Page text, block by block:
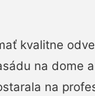
kvalitne
na dome
na